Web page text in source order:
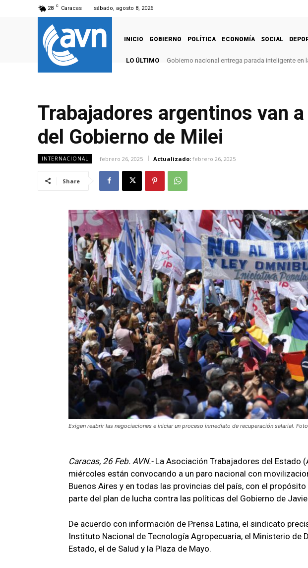
28 C Caracas sábado, agosto 8, 2026
INICIO GOBIERNO POLÍTICA ECONOMÍA SOCIAL
LO ÚLTIMO Gobierno nacional entrega parada inteligente en
Trabajadores argentinos van
del Gobierno de Milei
INTERNACIONAL febrero 26, 2025 Actualizado: febrero 26, 2025
Share
Exigen reabrir las negociaciones e iniciar un proceso inmediato de recuperación salarial.
Caracas, 26 Feb. AVN.- La Asociación Trabajadores del Estado
miércoles están convocando a un paro nacional con
Buenos Aires y en todas las provincias del país, con el
parte del plan de lucha contra las políticas del Gobierno de
De acuerdo con información de Prensa Latina, el sindicato
Instituto Nacional de Tecnología Agropecuaria, el Ministerio de
Estado, el de Salud y la Plaza de Mayo.